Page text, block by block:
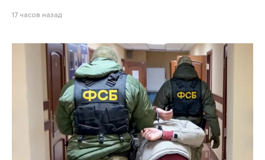
17 часов назад